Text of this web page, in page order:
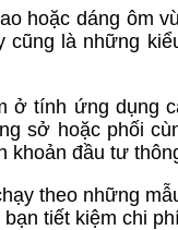
hoặc dáng ôm
là những
ở tính ứng dụng
sở hoặc phối
khoản đầu tư
theo những
tiết kiệm chi